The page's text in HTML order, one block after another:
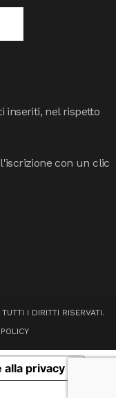
inseriti, nel rispetto
con un clic
I DIRITTI RISERVATI.
privacy